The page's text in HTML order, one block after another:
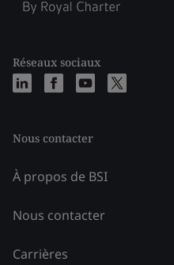
Réseaux sociaux
Nous contacter
À propos de BSI
Nous contacter
Carrières